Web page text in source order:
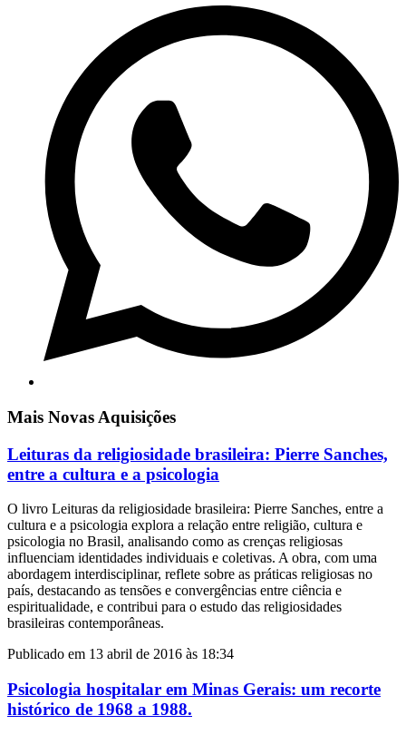
Mais Novas Aquisições
Leituras da religiosidade brasileira: Pierre Sanches,
entre a cultura e a psicologia
O livro Leituras da religiosidade brasileira: Pierre Sanches, entre a
cultura e a psicologia explora a relação entre religião, cultura e
psicologia no Brasil, analisando como as crenças religiosas
influenciam identidades individuais e coletivas. A obra, com uma
abordagem interdisciplinar, reflete sobre as práticas religiosas no
país, destacando as tensões e convergências entre ciência e
espiritualidade, e contribui para o estudo das religiosidades
brasileiras contemporâneas.
Publicado em 13 abril de 2016 às 18:34
Psicologia hospitalar em Minas Gerais: um recorte
histórico de 1968 a 1988.